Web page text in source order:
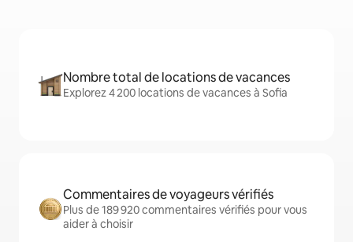
Nombre total de locations de vacances
Explorez 4 200 locations de vacances à Sofia
Commentaires de voyageurs vérifiés
Plus de 189 920 commentaires vérifiés pour vous
aider à choisir